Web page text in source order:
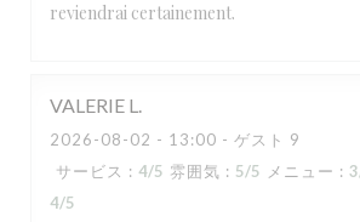
reviendrai certainement.
VALERIE L
2026-08-02 - 13:00 - ゲスト 9
サービス : 4/5 雰囲気 : 5/5 メニュー : 3
4/5